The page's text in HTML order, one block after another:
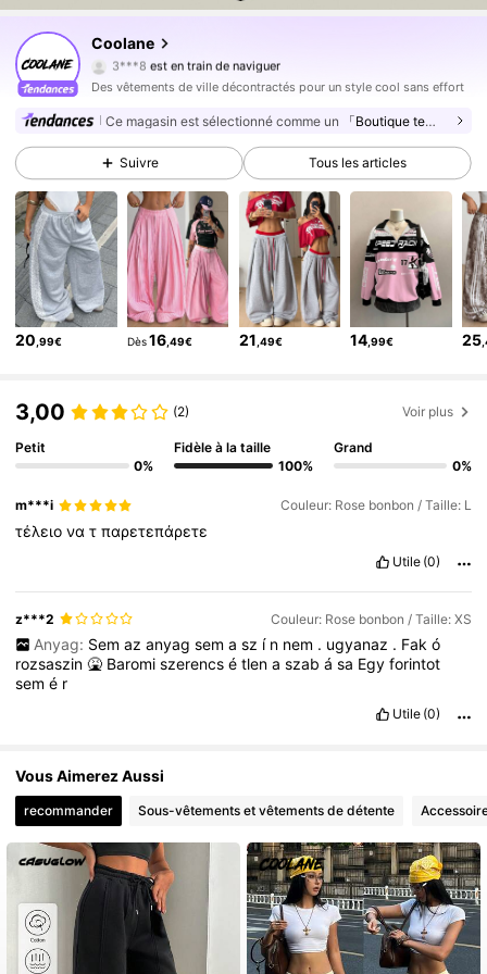
Coolane
3***8est en train de naviguer
4,84
948K Suiveurs
4,84 948K Suiveurs
4,84 948K Suiveurs
4,84 948K Suiveurs
4,84 948K Suiveurs
4,84 948K Suiveurs
Des vêtements de ville décontractés pour un style cool sans effort
Ce magasin est sélectionné comme un 「Boutique tendance」
Suivre Tous les articles
20,99€ Dès 16,49€ 21,49€ 14,99€ 25
3,00 (2) Voir plus
Petit
0%
Fidèle à la taille
100%
Grand
0%
m***i Couleur: Rose bonbon / Taille: L
τέλειονατπαρετεπάρετε
Utile (0)
z***2 Couleur: Rose bonbon / Taille: XS
Anyag: Sem az anyag sem a sz í n nem . ugyanaz . Fak ó
rozsaszin🤮 Baromiszerencsétlenaszabása Egyforintot
semé r
Utile (0)
Vous Aimerez Aussi
recommander Sous-vêtements et vêtements de détente